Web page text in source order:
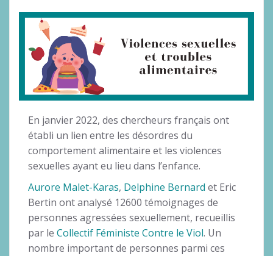
En janvier 2022, des chercheurs français ont
établi un lien entre les désordres du
comportement alimentaire et les violences
sexuelles ayant eu lieu dans l’enfance.
Aurore Malet-Karas, Delphine Bernard et Eric
Bertin ont analysé 12600 témoignages de
personnes agressées sexuellement, recueillis
par le Collectif Féministe Contre le Viol. Un
nombre important de personnes parmi ces